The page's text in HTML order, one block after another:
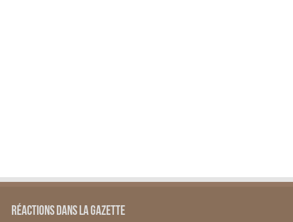
Réactions dans la gazette